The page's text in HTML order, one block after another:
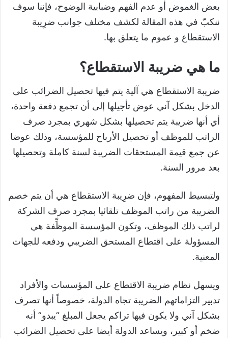
بعض الغموض أو عدم الفهم وضبابية الوضوح، فإننا سوف
ننكبّ في هذه المقالة لكشف مختلف جوانب ضرِيبة
الاستقطاع و عموم ما يتعلق بها.
ما هي ضريبة الاستقطاع؟
ضريبة الاستقطاع هي آلية يتم فيها تحصيل الضرائب على
الدخل بشكل آني عوض تأجيلها إلى أن تجمع دفعة واحدة،
أي أنها ضريبة يتم تحصيلها بشكل شهري بمجرد صرف
الراتب للموظف أو تحصيل الأرباح للمؤسسة، وذلك عوضا
عن جمع قيمة المستحقات الضريبة لسنة كاملة وتحصيلها
بعد مرور السنة.
ولتبسيط المفهوم، فإن ضرِيبة الاستقطاع هي أن يتم خصم
الضريبة من راتب الموظف تلقائيا بمجرد صرف الشركة
لراتب ذلك الموظف، وتكون المؤسسة الموظِّفة هي
المسؤولة على اقتطاع المستحق الضريبي ودفعه للجهات
المعنية.
ويسهل نظام ضريبة الاقتطاع على المؤسسات والأفراد
تدبير التزاماتهم الضريبة تجاه الدولة، خصوصاً أنها تصرف
بشكل آني ولا يكون فيها تراكم يجعل المبلغ “يبدو” أنه
ضخم أو كبير، ويساعد الدولة أيضا على تحصيل الضرائب